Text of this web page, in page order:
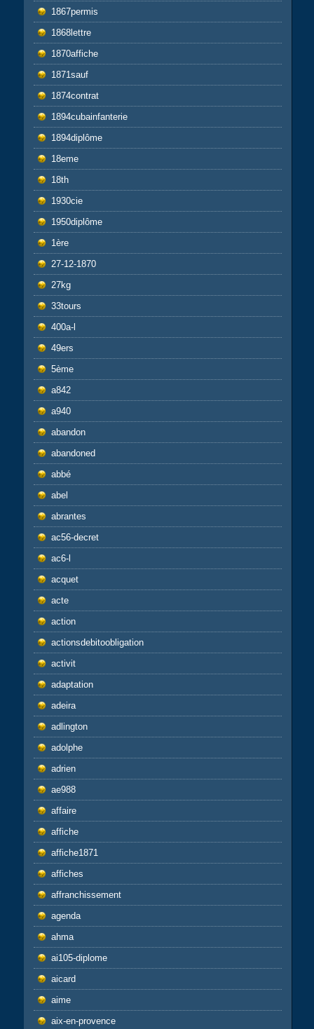
1867permis
1868lettre
1870affiche
1871sauf
1874contrat
1894cubainfanterie
1894diplôme
18eme
18th
1930cie
1950diplôme
1ère
27-12-1870
27kg
33tours
400a-l
49ers
5ème
a842
a940
abandon
abandoned
abbé
abel
abrantes
ac56-decret
ac6-l
acquet
acte
action
actionsdebitoobligation
activit
adaptation
adeira
adlington
adolphe
adrien
ae988
affaire
affiche
affiche1871
affiches
affranchissement
agenda
ahma
ai105-diplome
aicard
aime
aix-en-provence